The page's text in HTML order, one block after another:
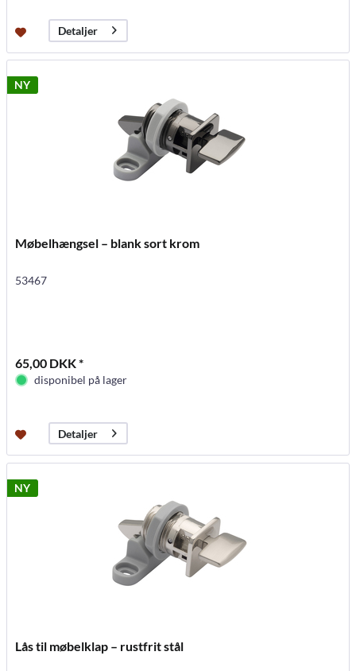
Detaljer
NY
Møbelhængsel – blank sort krom
53467
65,00 DKK *
disponibel på lager
Detaljer
NY
Lås til møbelklap – rustfrit stål